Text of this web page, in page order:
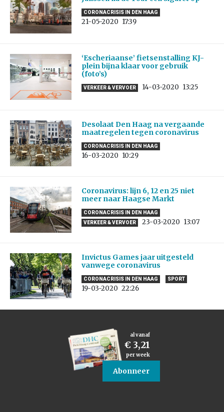
CORONACRISIS IN DEN HAAG
21-05-2020 17:39
‘Escheriaanse’ fietsenstalling KJ-
plein bijna klaar voor gebruik
(foto’s)
VERKEER & VERVOER 14-03-2020 13:25
Desolaat Den Haag na vergaande
maatregelen tegen coronavirus
CORONACRISIS IN DEN HAAG
16-03-2020 10:29
Coronavirus: lijn 6, 12 en 25 niet
meer naar Haagse Markt
CORONACRISIS IN DEN HAAG
VERKEER & VERVOER
23-03-2020 13:07
Invictus Games jaar uitgesteld
vanwege coronavirus
CORONACRISIS IN DEN HAAG SPORT
19-03-2020 22:26
al vanaf
€ 3,21
per week
Abonneer